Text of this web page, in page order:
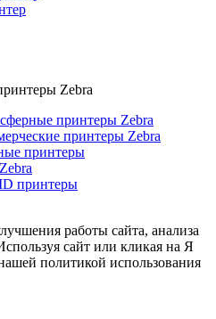
Zebra
принтеры Zebra
принтеры Zebra
принтеры
принтеры
работы сайта, анализа
сайт или кликая на Я
политикой использования